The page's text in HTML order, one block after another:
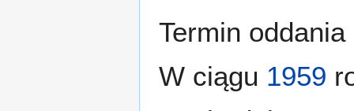
Termin
W ciągu 1959